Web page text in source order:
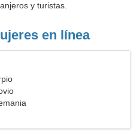
y turistas.
en línea